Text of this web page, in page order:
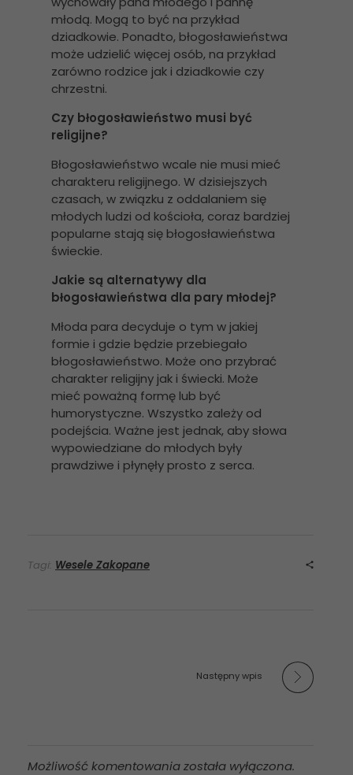
młodą. Mogą to być na przykład
dziadkowie. Ponadto, błogosławieństwa
może udzielić więcej osób, na przykład
zarówno rodzice jak i dziadkowie czy
chrzestni.
Czy błogosławieństwo musi być
religijne?
Błogosławieństwo wcale nie musi mieć
charakteru religijnego. W dzisiejszych
czasach, w związku z oddalaniem się
młodych ludzi od kościoła, coraz bardziej
popularne stają się błogosławieństwa
świeckie.
Jakie są alternatywy dla
błogosławieństwa dla pary młodej?
Młoda para decyduje o tym w jakiej
formie i gdzie będzie przebiegało
błogosławieństwo. Może ono przybrać
charakter religijny jak i świecki. Może
mieć poważną formę lub być
humorystyczne. Wszystko zależy od
podejścia. Ważne jest jednak, aby słowa
wypowiedziane do młodych były
prawdziwe i płynęły prosto z serca.
Tagi: Wesele Zakopane
Następny wpis
Możliwość komentowania została wyłączona.